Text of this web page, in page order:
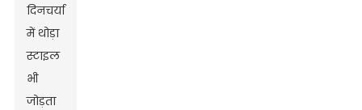
दिनचर्या
में थोड़ा
स्टाइल
भी
जोड़ता